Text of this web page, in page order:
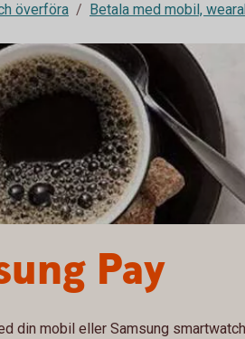
överföra Betala med mobil,
Pay
din mobil eller Samsung smartwatch